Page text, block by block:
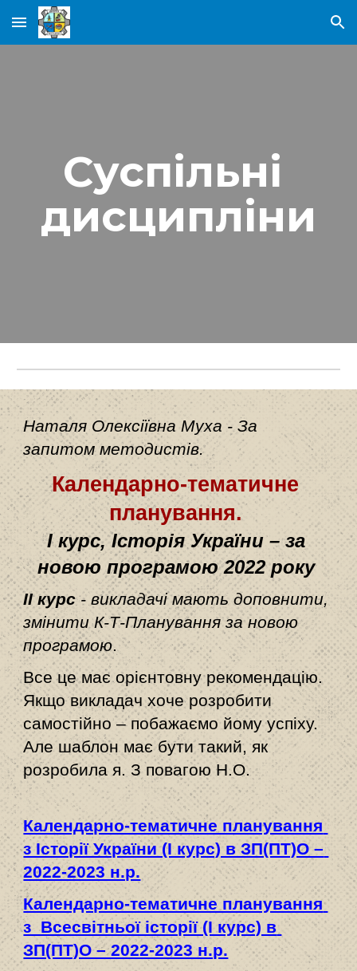
Skip to main content Skip to navigation
Суспільні
дисципліни
Наталя Олексіївна Муха - За
запитом методистів.
Календарно-тематичне
планування.
І курс, Історія України – за
новою програмою 2022 року
ІІ курс - викладачі мають доповнити,
змінити К-Т-Планування за новою
програмою.
Все це має орієнтовну рекомендацію.
Якщо викладач хоче розробити
самостійно – побажаємо йому успіху.
Але шаблон має бути такий, як
розробила я. З повагою Н.О.
Календарно-тематичне планування
з Історії України (І курс) в ЗП(ПТ)О –
2022-2023 н.р.
Календарно-тематичне планування
з  Всесвітньої історії (І курс) в
ЗП(ПТ)О – 2022-2023 н.р.